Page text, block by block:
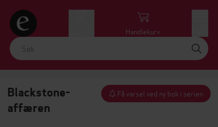
Handlekurv
Blackstone-
affæren
Få varsel ved ny bok i serien